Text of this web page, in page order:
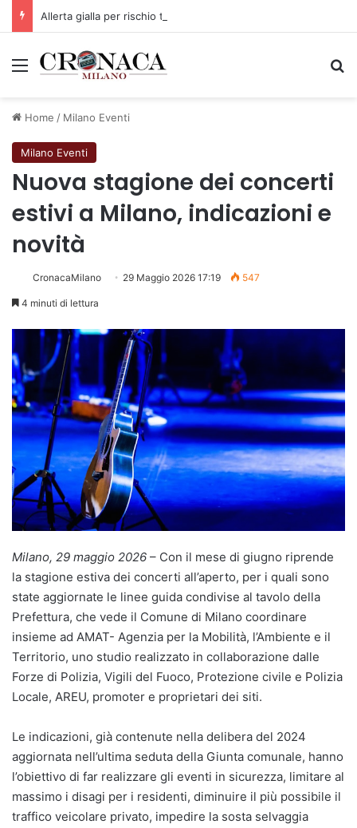
Allerta gialla per rischio temporali a partire dalle ore 18
Menu
Home / Milano Eventi
Milano Eventi
Nuova stagione dei concerti
estivi a Milano, indicazioni e
novità
CronacaMilano 29 Maggio 2026 17:19 547
4 minuti di lettura
Milano, 29 maggio 2026 – Con il mese di giugno riprende
la stagione estiva dei concerti all’aperto, per i quali sono
state aggiornate le linee guida condivise al tavolo della
Prefettura, che vede il Comune di Milano coordinare
insieme ad AMAT- Agenzia per la Mobilità, l’Ambiente e il
Territorio, uno studio realizzato in collaborazione dalle
Forze di Polizia, Vigili del Fuoco, Protezione civile e Polizia
Locale, AREU, promoter e proprietari dei siti.
Le indicazioni, già contenute nella delibera del 2024
aggiornata nell’ultima seduta della Giunta comunale, hanno
l’obiettivo di far realizzare gli eventi in sicurezza, limitare al
massimo i disagi per i residenti, diminuire il più possibile il
traffico veicolare privato, impedire la sosta selvaggia